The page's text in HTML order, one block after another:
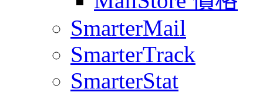
SmarterMail
SmarterTrack
SmarterStat